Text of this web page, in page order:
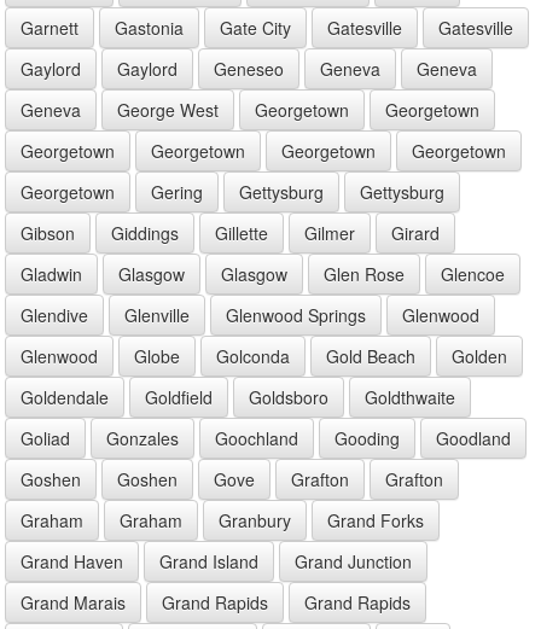
Garnett
Gastonia Gate City Gatesville
Gatesville
Gaylord
Gaylord Geneseo Geneva
Geneva
Geneva
George West Georgetown
Georgetown
Georgetown
Georgetown Georgetown
Georgetown
Georgetown
Gering Gettysburg
Gettysburg
Gibson
Giddings Gillette Gilmer
Girard
Gladwin
Glasgow Glasgow Glen Rose
Glencoe
Glendive
Glenville Glenwood Springs
Glenwood
Glenwood
Globe Golconda Gold Beach
Golden
Goldendale
Goldfield Goldsboro
Goldthwaite
Goliad
Gonzales Goochland Gooding
Goodland
Goshen
Goshen Gove Grafton
Grafton
Graham
Graham Granbury
Grand Forks
Grand Haven
Grand Island
Grand Junction
Grand Marais
Grand Rapids
Grand Rapids